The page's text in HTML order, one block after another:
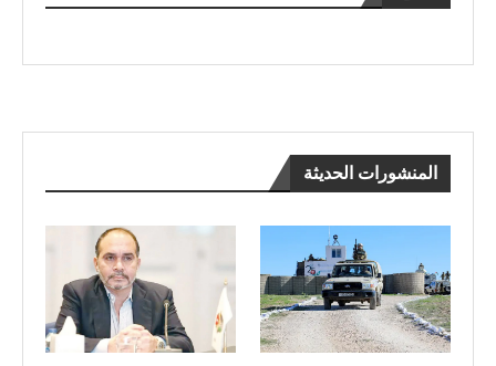
المنشورات الحديثة